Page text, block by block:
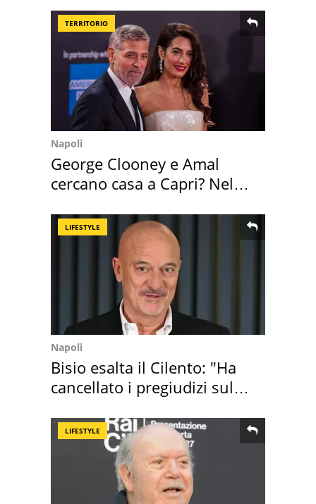
TERRITORIO
Napoli
George Clooney e Amal
cercano casa a Capri? Nel
LIFESTYLE
Napoli
Bisio esalta il Cilento: "Ha
cancellato i pregiudizi sul
LIFESTYLE